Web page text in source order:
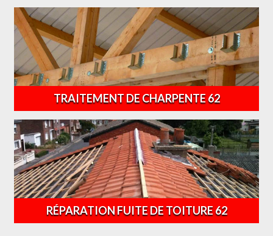
TRAITEMENT DE CHARPENTE 62
RÉPARATION FUITE DE TOITURE 62